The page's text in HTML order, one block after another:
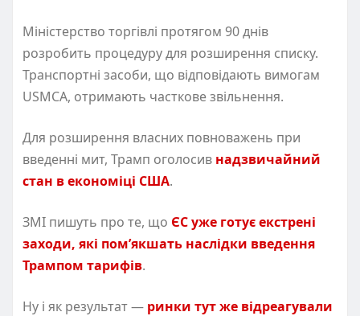
Міністерство торгівлі протягом 90 днів
розробить процедуру для розширення списку.
Транспортні засоби, що відповідають вимогам
USMCA, отримають часткове звільнення.
Для розширення власних повноважень при
введенні мит, Трамп оголосив надзвичайний
стан в економіці США.
ЗМІ пишуть про те, що ЄС уже готує екстрені
заходи, які пом’якшать наслідки введення
Трампом тарифів.
Ну і як результат — ринки тут же відреагували